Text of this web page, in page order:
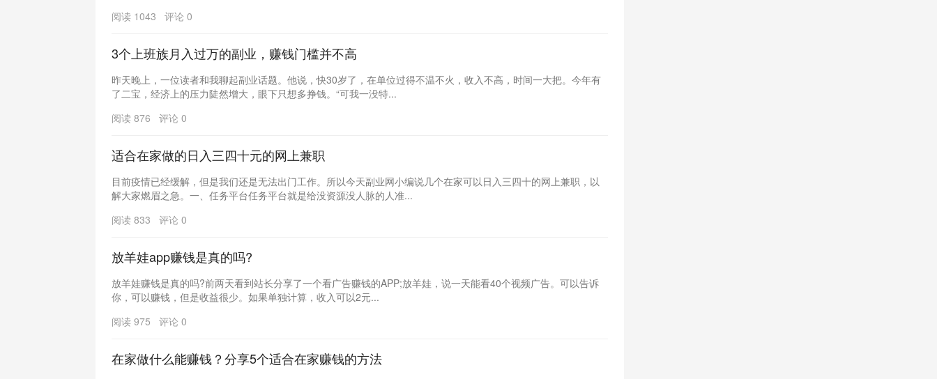
阅读 1043 评论 0
3个上班族月入过万的副业，赚钱门槛并不高
昨天晚上，一位读者和我聊起副业话题。他说，快30岁了，在单位过得不温不火，收入不高，时间一大把。今年有
了二宝，经济上的压力陡然增大，眼下只想多挣钱。“可我一没特...
阅读 876 评论 0
适合在家做的日入三四十元的网上兼职
目前疫情已经缓解，但是我们还是无法出门工作。所以今天副业网小编说几个在家可以日入三四十的网上兼职，以
解大家燃眉之急。一、任务平台任务平台就是给没资源没人脉的人准...
阅读 833 评论 0
放羊娃app赚钱是真的吗?
放羊娃赚钱是真的吗?前两天看到站长分享了一个看广告赚钱的APP;放羊娃，说一天能看40个视频广告。可以告诉
你，可以赚钱，但是收益很少。如果单独计算，收入可以2元...
阅读 975 评论 0
在家做什么能赚钱？分享5个适合在家赚钱的方法